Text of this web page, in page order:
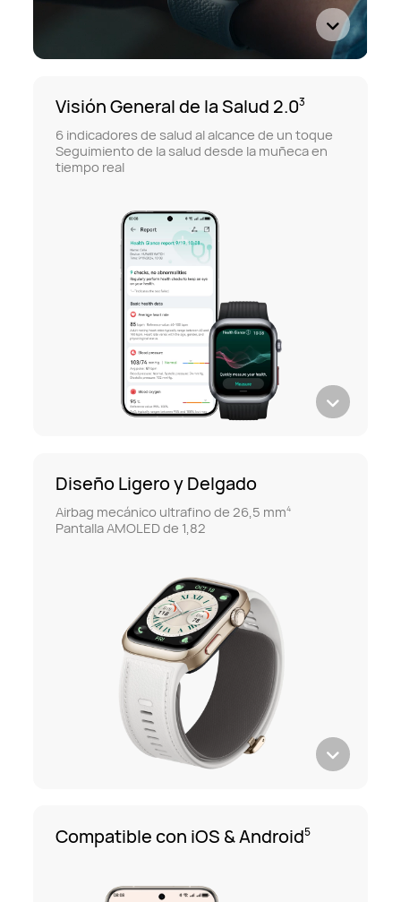
Visión General de la Salud 2.03
6 indicadores de salud al alcance de un toque
Seguimiento de la salud desde la muñeca en
tiempo real
Compatible con iOS & Android5
Diseño Ligero y Delgado
Airbag mecánico ultrafino de 26,5 mm4
Pantalla AMOLED de 1,82